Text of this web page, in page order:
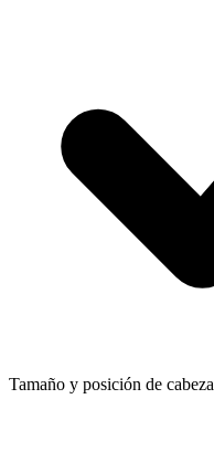
Tamaño y posición de cabeza